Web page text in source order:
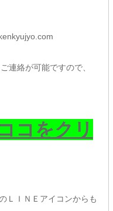
連絡が可能ですので、
コをクリ
ＬＩＮＥアイコンからも